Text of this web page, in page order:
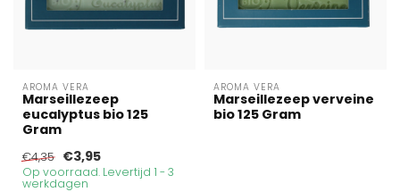
AROMA VERA
Marseillezeep
eucalyptus bio 125
Gram
€4,35 €3,95
Op voorraad. Levertijd 1 - 3
werkdagen
AROMA VERA
Marseillezeep verveine
bio 125 Gram